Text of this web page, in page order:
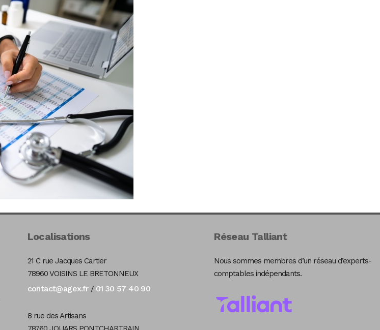
Localisations
21 C rue Jacques Cartier
78960 VOISINS LE BRETONNEUX
contact@agex.fr/ 01 30 57 40 90
8 rue des Artisans
Réseau Talliant
Nous sommes membres d’un réseau d’experts-
comptables indépendants.